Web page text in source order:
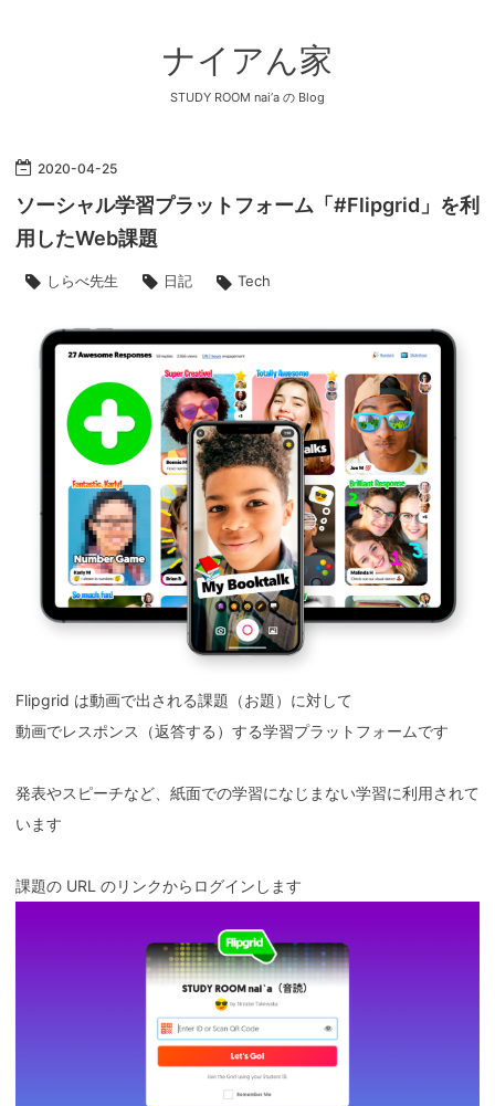
ナイアん家
STUDY ROOM nai‘a の Blog
2020-04-25
ソーシャル学習プラットフォーム「#Flipgrid」を利
用したWeb課題
しらべ先生 日記 Tech
Flipgrid は動画で出される課題（お題）に対して
動画でレスポンス（返答する）する学習プラットフォームです
発表やスピーチなど、紙面での学習になじまない学習に利用されて
います
課題の URL のリンクからログインします